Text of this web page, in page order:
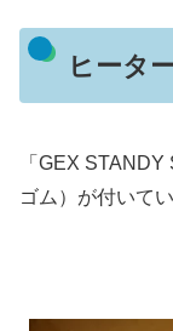
ヒータ
「GEX
ゴム）が付いてい